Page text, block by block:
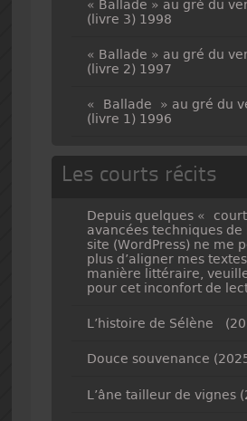
« Ballade » au gré du
(livre 3) 1998
« Ballade » au gré du
(livre 2) 1997
« Ballade » au gré du
(livre 1) 1996
Les courts récits
Depuis quelques «
avancées techniques de
site (WordPress) ne me
plus d’aligner mes textes
manière littéraire,
pour cet inconfort de
L’histoire de Sélène
Douce souvenance
L’âne tailleur de vignes